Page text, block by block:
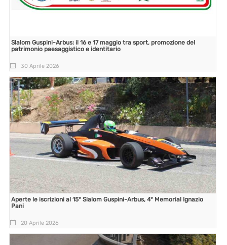
Slalom Guspini-Arbus: il 16 e 17 maggio tra sport, promozione del
patrimonio paesaggistico e identitario
30 Aprile 2026
Aperte le iscrizioni al 15° Slalom Guspini-Arbus, 4° Memorial Ignazio
Pani
20 Aprile 2026